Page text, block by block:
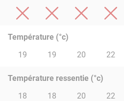
Température (°c)
19
19 20 22
Température ressentie (°c)
18
18 20 22